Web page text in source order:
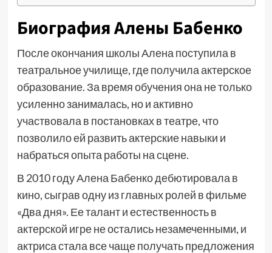
Биография Алены Бабенко
После окончания школы Алена поступила в
театральное училище, где получила актерское
образование. За время обучения она не только
усиленно занималась, но и активно
участвовала в постановках в театре, что
позволило ей развить актерские навыки и
набраться опыта работы на сцене.
В 2010 году Алена Бабенко дебютировала в
кино, сыграв одну из главных ролей в фильме
«Два дня». Ее талант и естественность в
актерской игре не остались незамеченными, и
актриса стала все чаще получать предложения